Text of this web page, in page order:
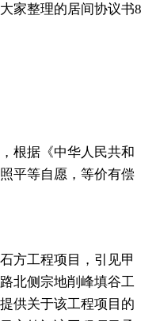
家整理的居间协议书8
根据《中华人民共和
平等自愿，等价有偿
方工程项目，引见甲
北侧宗地削峰填谷工
供关于该工程项目的